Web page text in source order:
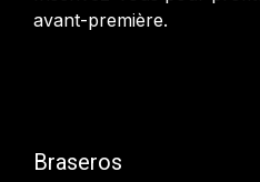
avant-première.
Braseros